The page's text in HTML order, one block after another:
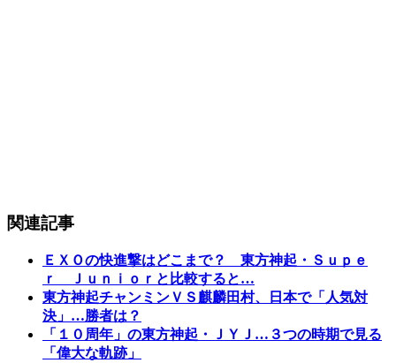
関連記事
ＥＸＯの快進撃はどこまで？ 東方神起・Ｓｕｐｅ
ｒ Ｊｕｎｉｏｒと比較すると…
東方神起チャンミンＶＳ麒麟田村、日本で「人気対
決」…勝者は？
「１０周年」の東方神起・ＪＹＪ…３つの時期で見る
「偉大な軌跡」